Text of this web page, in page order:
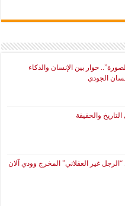
حوار بين الإنسان والذكاء
الجودي
غير العقلاني” المخرج وودي آلان